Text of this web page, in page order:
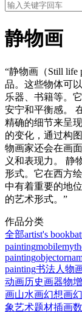
静物画
“静物画（Still life
品。这些物体可
乐器、书籍等。
安宁和平衡感。
精确的细节来呈
的变化，通过构
物画家还会在画
义和表现力。 静
形式。它在西方
中有着重要的地
的艺术形式。”
作品分类
全部artist's book
paintingmobile
paintingobject
painting书法人物
动画历史画器物
画山水画幻想画
象艺术题材插画